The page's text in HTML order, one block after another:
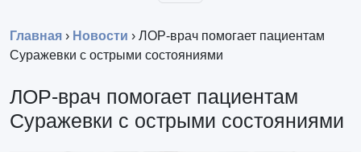
Главная › Новости › ЛОР-врач помогает пациентам
Суражевки с острыми состояниями
ЛОР-врач помогает пациентам
Суражевки с острыми состояниями